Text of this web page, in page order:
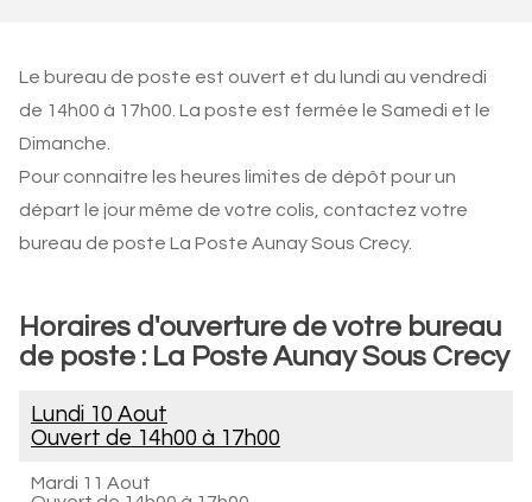
Le bureau de poste est ouvert et du lundi au vendredi
de 14h00 à 17h00. La poste est fermée le Samedi et le
Dimanche.
Pour connaitre les heures limites de dépôt pour un
départ le jour même de votre colis, contactez votre
bureau de poste La Poste Aunay Sous Crecy.
Horaires d'ouverture de votre bureau
de poste : La Poste Aunay Sous Crecy
Lundi 10 Aout
Ouvert de 14h00 à 17h00
Mardi 11 Aout